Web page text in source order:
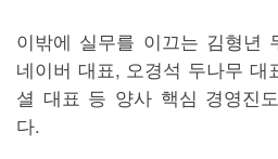
이밖에 실무를 이끄는 김형년
네이버 대표, 오경석 두나무 대
셜 대표 등 양사 핵심 경영진
다.